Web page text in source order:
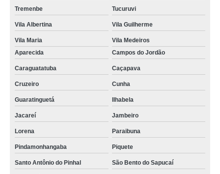
Tremenbe Tucuruvi
Vila Albertina Vila Guilherme
Vila Maria
Vila Medeiros
Aparecida
Campos do Jordão
Caraguatatuba Caçapava
Cruzeiro Cunha
Guaratinguetá Ilhabela
Jacareí Jambeiro
Lorena Paraibuna
Pindamonhangaba Piquete
Santo Antônio do Pinhal São Bento do Sapucaí